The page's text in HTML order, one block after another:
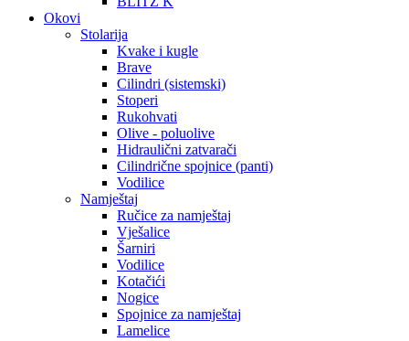
Okovi
Stolarija
Kvake i kugle
Brave
Cilindri (sistemski)
Stoperi
Rukohvati
Olive - poluolive
Hidraulični zatvarači
Cilindrične spojnice (panti)
Vodilice
Namještaj
Ručice za namještaj
Vješalice
Šarniri
Vodilice
Kotačići
Nogice
Spojnice za namještaj
Lamelice